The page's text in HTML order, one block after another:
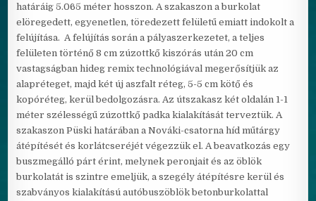
határáig 5.065 méter hosszon. A szakaszon a burkolat
elöregedett, egyenetlen, töredezett felületű emiatt indokolt a
felújítása. A felújítás során a pályaszerkezetet, a teljes
felületen történő 8 cm zúzottkő kiszórás után 20 cm
vastagságban hideg remix technológiával megerősítjük az
alapréteget, majd két új aszfalt réteg, 5-5 cm kötő és
kopóréteg, kerül bedolgozásra. Az útszakasz két oldalán 1-1
méter szélességű zúzottkő padka kialakítását terveztük. A
szakaszon Püski határában a Nováki-csatorna híd műtárgy
átépítését és korlátcseréjét végezzük el. A beavatkozás egy
buszmegálló párt érint, melynek peronjait és az öblök
burkolatát is szintre emeljük, a szegély átépítésre kerül és
szabványos kialakítású autóbuszöblök betonburkolattal